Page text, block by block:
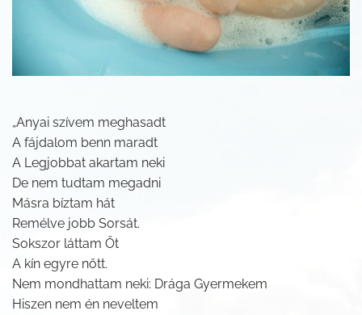
„Anyai szívem meghasadt
A fájdalom benn maradt
A Legjobbat akartam neki
De nem tudtam megadni
Másra bíztam hát
Remélve jobb Sorsát.
Sokszor láttam Őt
A kín egyre nőtt.
Nem mondhattam neki: Drága Gyermekem
Hiszen nem én neveltem